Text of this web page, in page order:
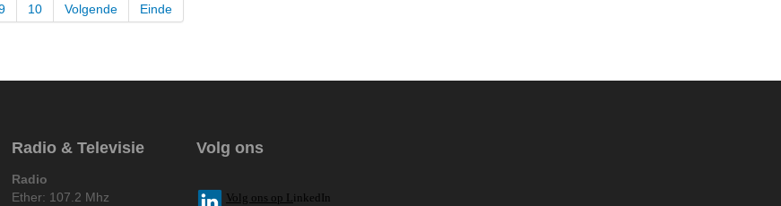
10 Volgende Einde
Radio & Televisie
Radio
Ether: 107.2 Mhz
Volg ons
Volg ons op L inkedIn